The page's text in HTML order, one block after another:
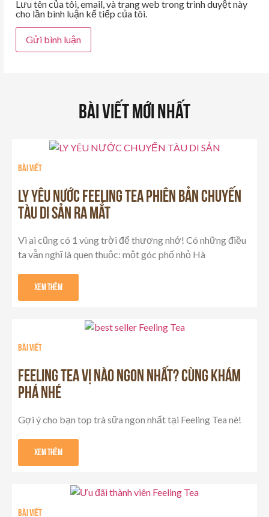
Lưu tên của tôi, email, và trang web trong trình duyệt này
cho lần bình luận kế tiếp của tôi.
Bài Viết Mới Nhất
Bài viết
LY YÊU NƯỚC FEELING TEA PHIÊN BẢN CHUYẾN
TÀU DI SẢN RA MẮT
Vì ai cũng có 1 vùng trời để thương nhớ! Có những điều
ta vẫn nghĩ là quen thuộc: một góc phố nhỏ Hà
Xem Thêm
Bài viết
FEELING TEA VỊ NÀO NGON NHẤT? CÙNG KHÁM
PHÁ NHÉ
Gợi ý cho bạn top trà sữa ngon nhất tại Feeling Tea nè!
Xem Thêm
Bài viết